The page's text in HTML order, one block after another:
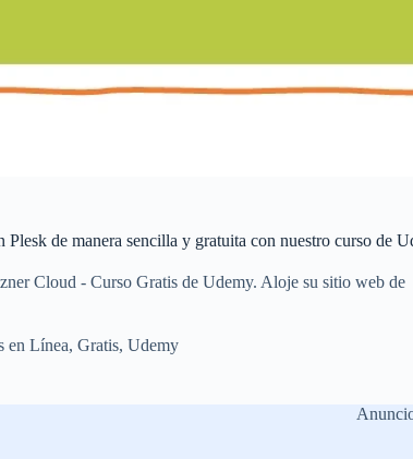
de manera sencilla y gratuita con nuestro curso de
Cloud - Curso Gratis de Udemy. Aloje su sitio web de
en Línea, Gratis, Udemy